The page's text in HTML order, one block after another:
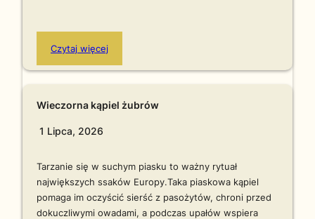
Czytaj więcej
Wieczorna kąpiel żubrów
1 Lipca, 2026
Tarzanie się w suchym piasku to ważny rytuał
największych ssaków Europy.Taka piaskowa kąpiel
pomaga im oczyścić sierść z pasożytów, chroni przed
dokuczliwymi owadami, a podczas upałów wspiera